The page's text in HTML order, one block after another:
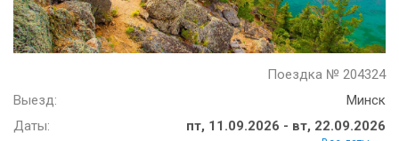
Поездка № 204324
Выезд:
Минск
Даты:
пт, 11.09.2026 - вт, 22.09.2026